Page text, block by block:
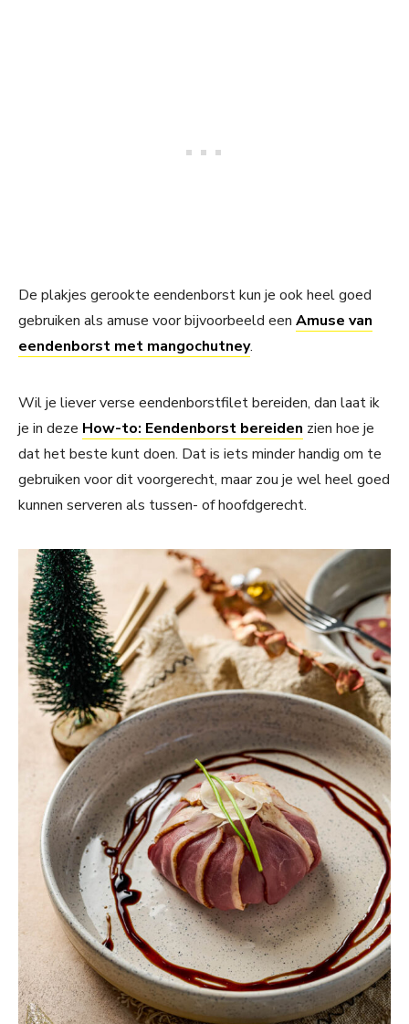
De plakjes gerookte eendenborst kun je ook heel goed
gebruiken als amuse voor bijvoorbeeld een Amuse van
eendenborst met mangochutney.
Wil je liever verse eendenborstfilet bereiden, dan laat ik
je in deze How-to: Eendenborst bereiden zien hoe je
dat het beste kunt doen. Dat is iets minder handig om te
gebruiken voor dit voorgerecht, maar zou je wel heel goed
kunnen serveren als tussen- of hoofdgerecht.